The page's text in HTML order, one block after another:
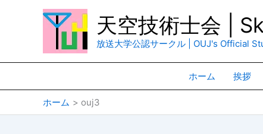
キ
プ
天空技術士会 |
放送大学公認サークル | OUJ's Official
ホーム 挨拶
ホーム ouj3